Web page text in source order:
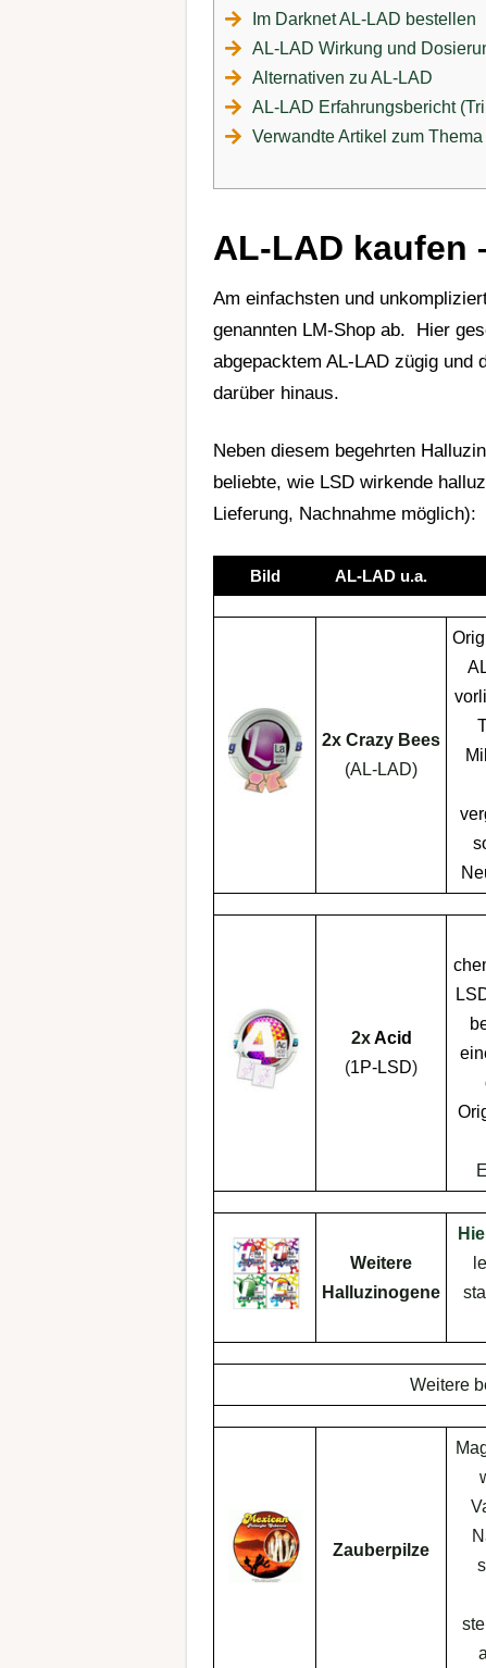
Im Darknet AL-LAD bestellen
AL-LAD Wirkung und
Alternativen zu AL-LAD
AL-LAD Erfahrungsbericht
Verwandte Artikel zum
AL-LAD kaufen
Am einfachsten und
genannten LM-Shop ab. Hier
abgepacktem AL-LAD zügig und
darüber hinaus.
Neben diesem begehrten
beliebte, wie LSD wirkende
Lieferung, Nachnahme möglich):
Bild AL-LAD u.a.
2x Crazy Bees
(AL-LAD)
2xAcid
(1P-LSD)
Weitere
Halluzinogene
Weitere
Zauberpilze